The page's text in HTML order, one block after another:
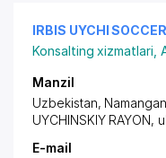
IRBIS UYCHI
Konsalting xizmatlari
Manzil
Uzbekistan,
UYCHINSKIY RAYON,
E-mail